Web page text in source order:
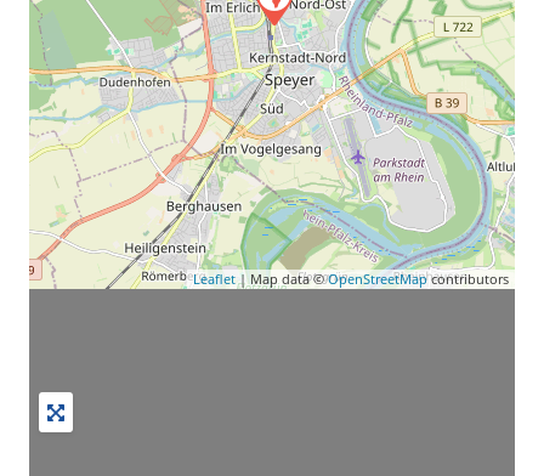
Leaflet | Map data ©OpenStreetMapcontributors